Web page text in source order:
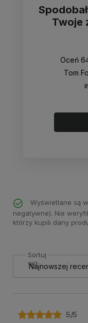
Twoje
Oceń
Tom
Wyświetlane są
negatywne). Nie
którzy kupili dany
Sortuj
wg
5/5